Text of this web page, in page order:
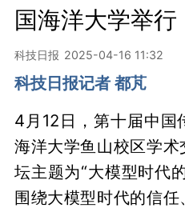
国海洋大学举行
科技日报 2025-04-16 11:32
科技日报记者 都芃
4月12日，第十届中国
海洋大学鱼山校区学
坛主题为“大模型时代
围绕大模型时代的信